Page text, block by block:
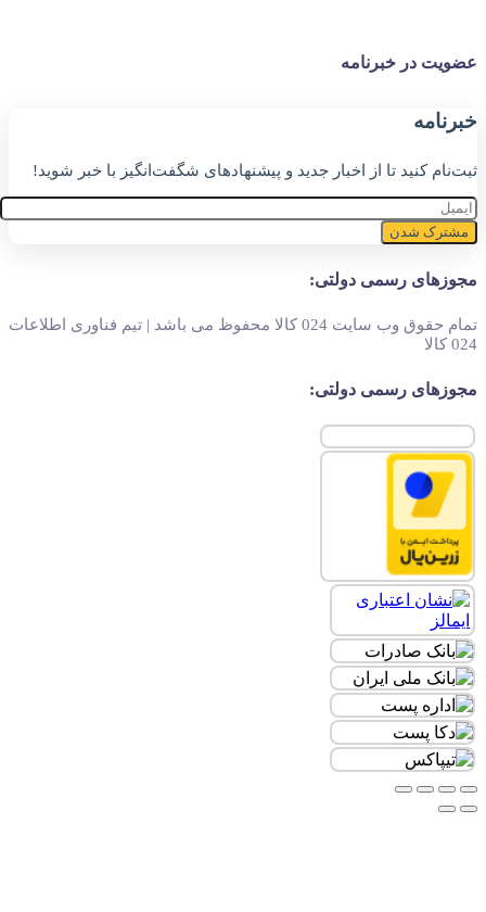
عضویت در خبرنامه
خبر‌نامه
ثبت‌نام کنید تا از اخبار جدید و پیشنهاد‌های شگفت‌انگیز با خبر شوید!
مشترک شدن
مجوزهای رسمی دولتی:
تمام حقوق وب سایت 024 کالا محفوظ می باشد | تیم فناوری اطلاعات
024 کالا
مجوزهای رسمی دولتی: